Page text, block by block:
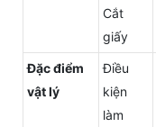
Cắt
giấy
Đặc điểm
vật lý
Điều
kiện
làm